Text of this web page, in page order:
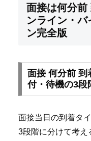
面接は何分前
ンライン・バ
ン完全版
面接 何分前 到
付・待機の3段
面接当日の到着タ
3段階に分けて考え